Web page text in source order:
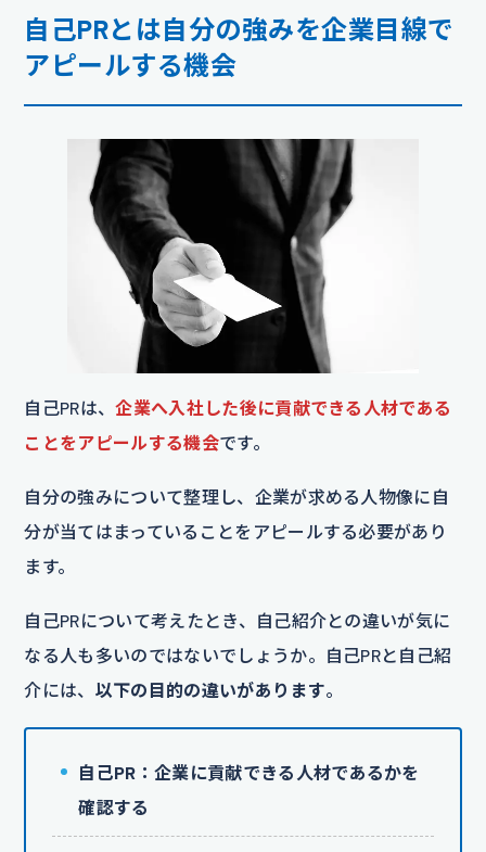
自己PRとは自分の強みを企業目線で
アピールする機会
自己PRは、企業へ入社した後に貢献できる人材である
ことをアピールする機会です。
自分の強みについて整理し、企業が求める人物像に自
分が当てはまっていることをアピールする必要があり
ます。
自己PRについて考えたとき、自己紹介との違いが気に
なる人も多いのではないでしょうか。自己PRと自己紹
介には、 以下の目的の違いがあります。
自己PR：企業に貢献できる人材であるかを
確認する